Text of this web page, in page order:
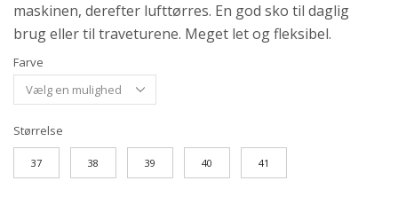
maskinen, derefter lufttørres. En god sko til daglig
brug eller til traveturene. Meget let og fleksibel.
Farve
Størrelse
37 38 39 40 41